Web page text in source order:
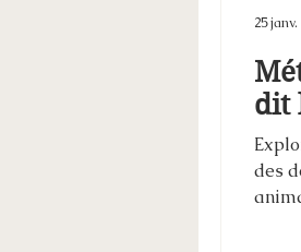
dit
des
25 janv.